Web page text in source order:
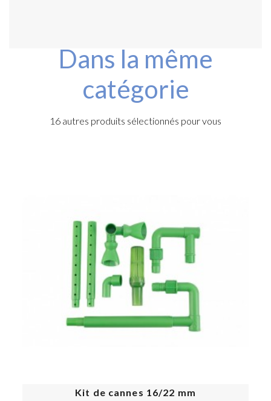
Dans la même
catégorie
16 autres produits sélectionnés pour vous
Kit de cannes 16/22 mm